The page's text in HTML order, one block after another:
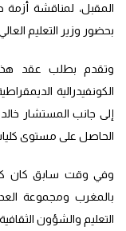
المقبل، لمناقشة
بحضور وزير التعليم
وتقدم بطلب عقد هذا
الكونفيدرالية
إلى جانب المستشار
الحاصل على مستوى
وفي وقت سابق كان كل
بالمغرب ومجموعة
التعليم والشؤون